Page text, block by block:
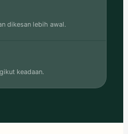
dikesan lebih awal.
keadaan.